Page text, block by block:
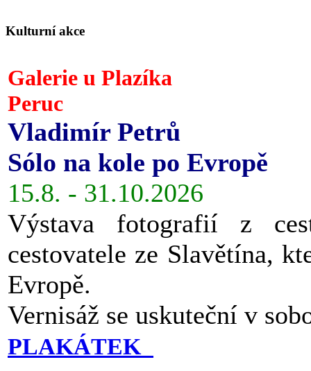
Kulturní akce
Galerie u Plazíka
Peruc
Vladimír Petrů
Sólo na kole po Evropě
15.8. - 31.10.2026
Výstava fotografií z
cestovatele ze Slavětína,
Evropě.
Vernisáž se uskuteční v
PLAKÁTEK